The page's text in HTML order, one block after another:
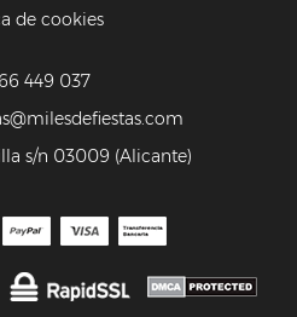
de cookies
449 037
s/n 03009 (Alicante)